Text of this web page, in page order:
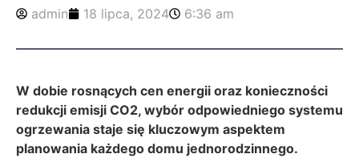
admin 18 lipca, 2024 6:36 am
W dobie rosnących cen energii oraz konieczności
redukcji emisji CO2, wybór odpowiedniego systemu
ogrzewania staje się kluczowym aspektem
planowania każdego domu jednorodzinnego.